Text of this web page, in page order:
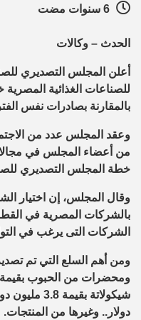
الحدث – وكالات
أعلن المجلس التصديري
بالمقارنة بصادرات نفس الفترة من عام 2019 والتي
من أعضاء المجلس في
خطة المجلس التصديري
وقال المجلس، إن اختيار
بالشركات المصرية في
الشركات التى يرغب في
دولار.. وغيرها من المنتجات.